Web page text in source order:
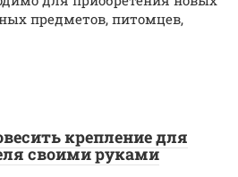
предметов, питомцев,
крепление для
своими руками